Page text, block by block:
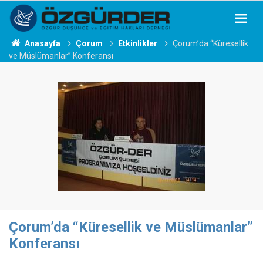
Anasayfa Çorum Etkinlikler
Çorum’da “Küresellik
ve Müslümanlar” Konferansı
Çorum’da “Küresellik ve Müslümanlar”
Konferansı